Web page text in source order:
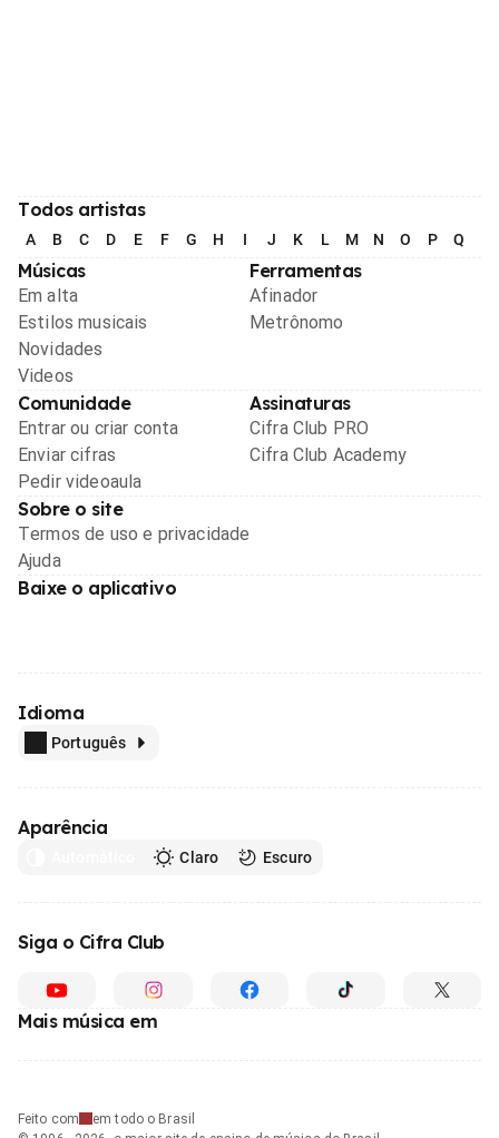
Todos artistas
A B C D E F G H I J K L M N O P Q
Músicas
Em alta
Estilos musicais
Novidades
Videos
Ferramentas
Afinador
Metrônomo
Comunidade
Entrar ou criar conta
Enviar cifras
Pedir videoaula
Assinaturas
Cifra Club PRO
Cifra Club Academy
Sobre o site
Termos de uso e privacidade
Ajuda
Baixe o aplicativo
Idioma
Português
Aparência
Claro Escuro
Siga o Cifra Club
Mais música em
Feito com
em todo o Brasil